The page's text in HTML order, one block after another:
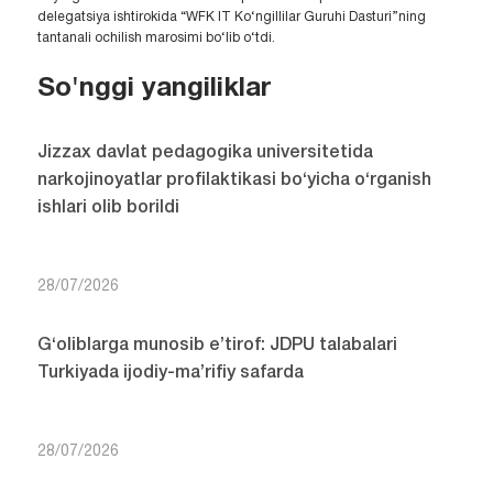
delegatsiya ishtirokida “WFK IT Ko‘ngillilar Guruhi Dasturi”ning
tantanali ochilish marosimi bo‘lib o‘tdi.
So'nggi yangiliklar
Jizzax davlat pedagogika universitetida
narkojinoyatlar profilaktikasi bo‘yicha o‘rganish
ishlari olib borildi
28/07/2026
G‘oliblarga munosib e’tirof: JDPU talabalari
Turkiyada ijodiy-ma’rifiy safarda
28/07/2026